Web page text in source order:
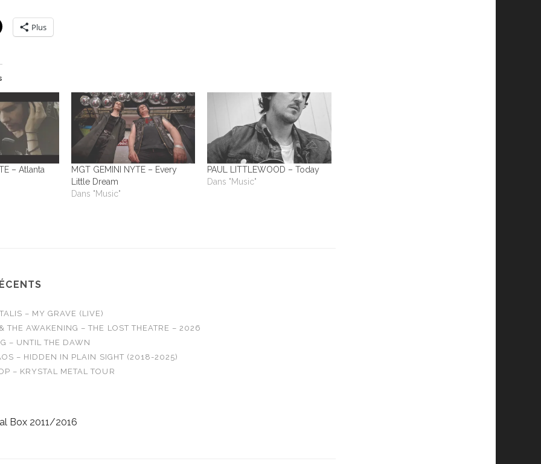
Plus
– Atlanta
MGT GEMINI NYTE – Every
Little Dream
Dans "Music"
PAUL LITTLEWOOD – Today
Dans "Music"
– MY GRAVE (LIVE)
THE AWAKENING – THE LOST THEATRE – 2026
– UNTIL THE DAWN
– HIDDEN IN PLAIN SIGHT (2018-2025)
– KRYSTAL METAL TOUR
Box 2011/2016